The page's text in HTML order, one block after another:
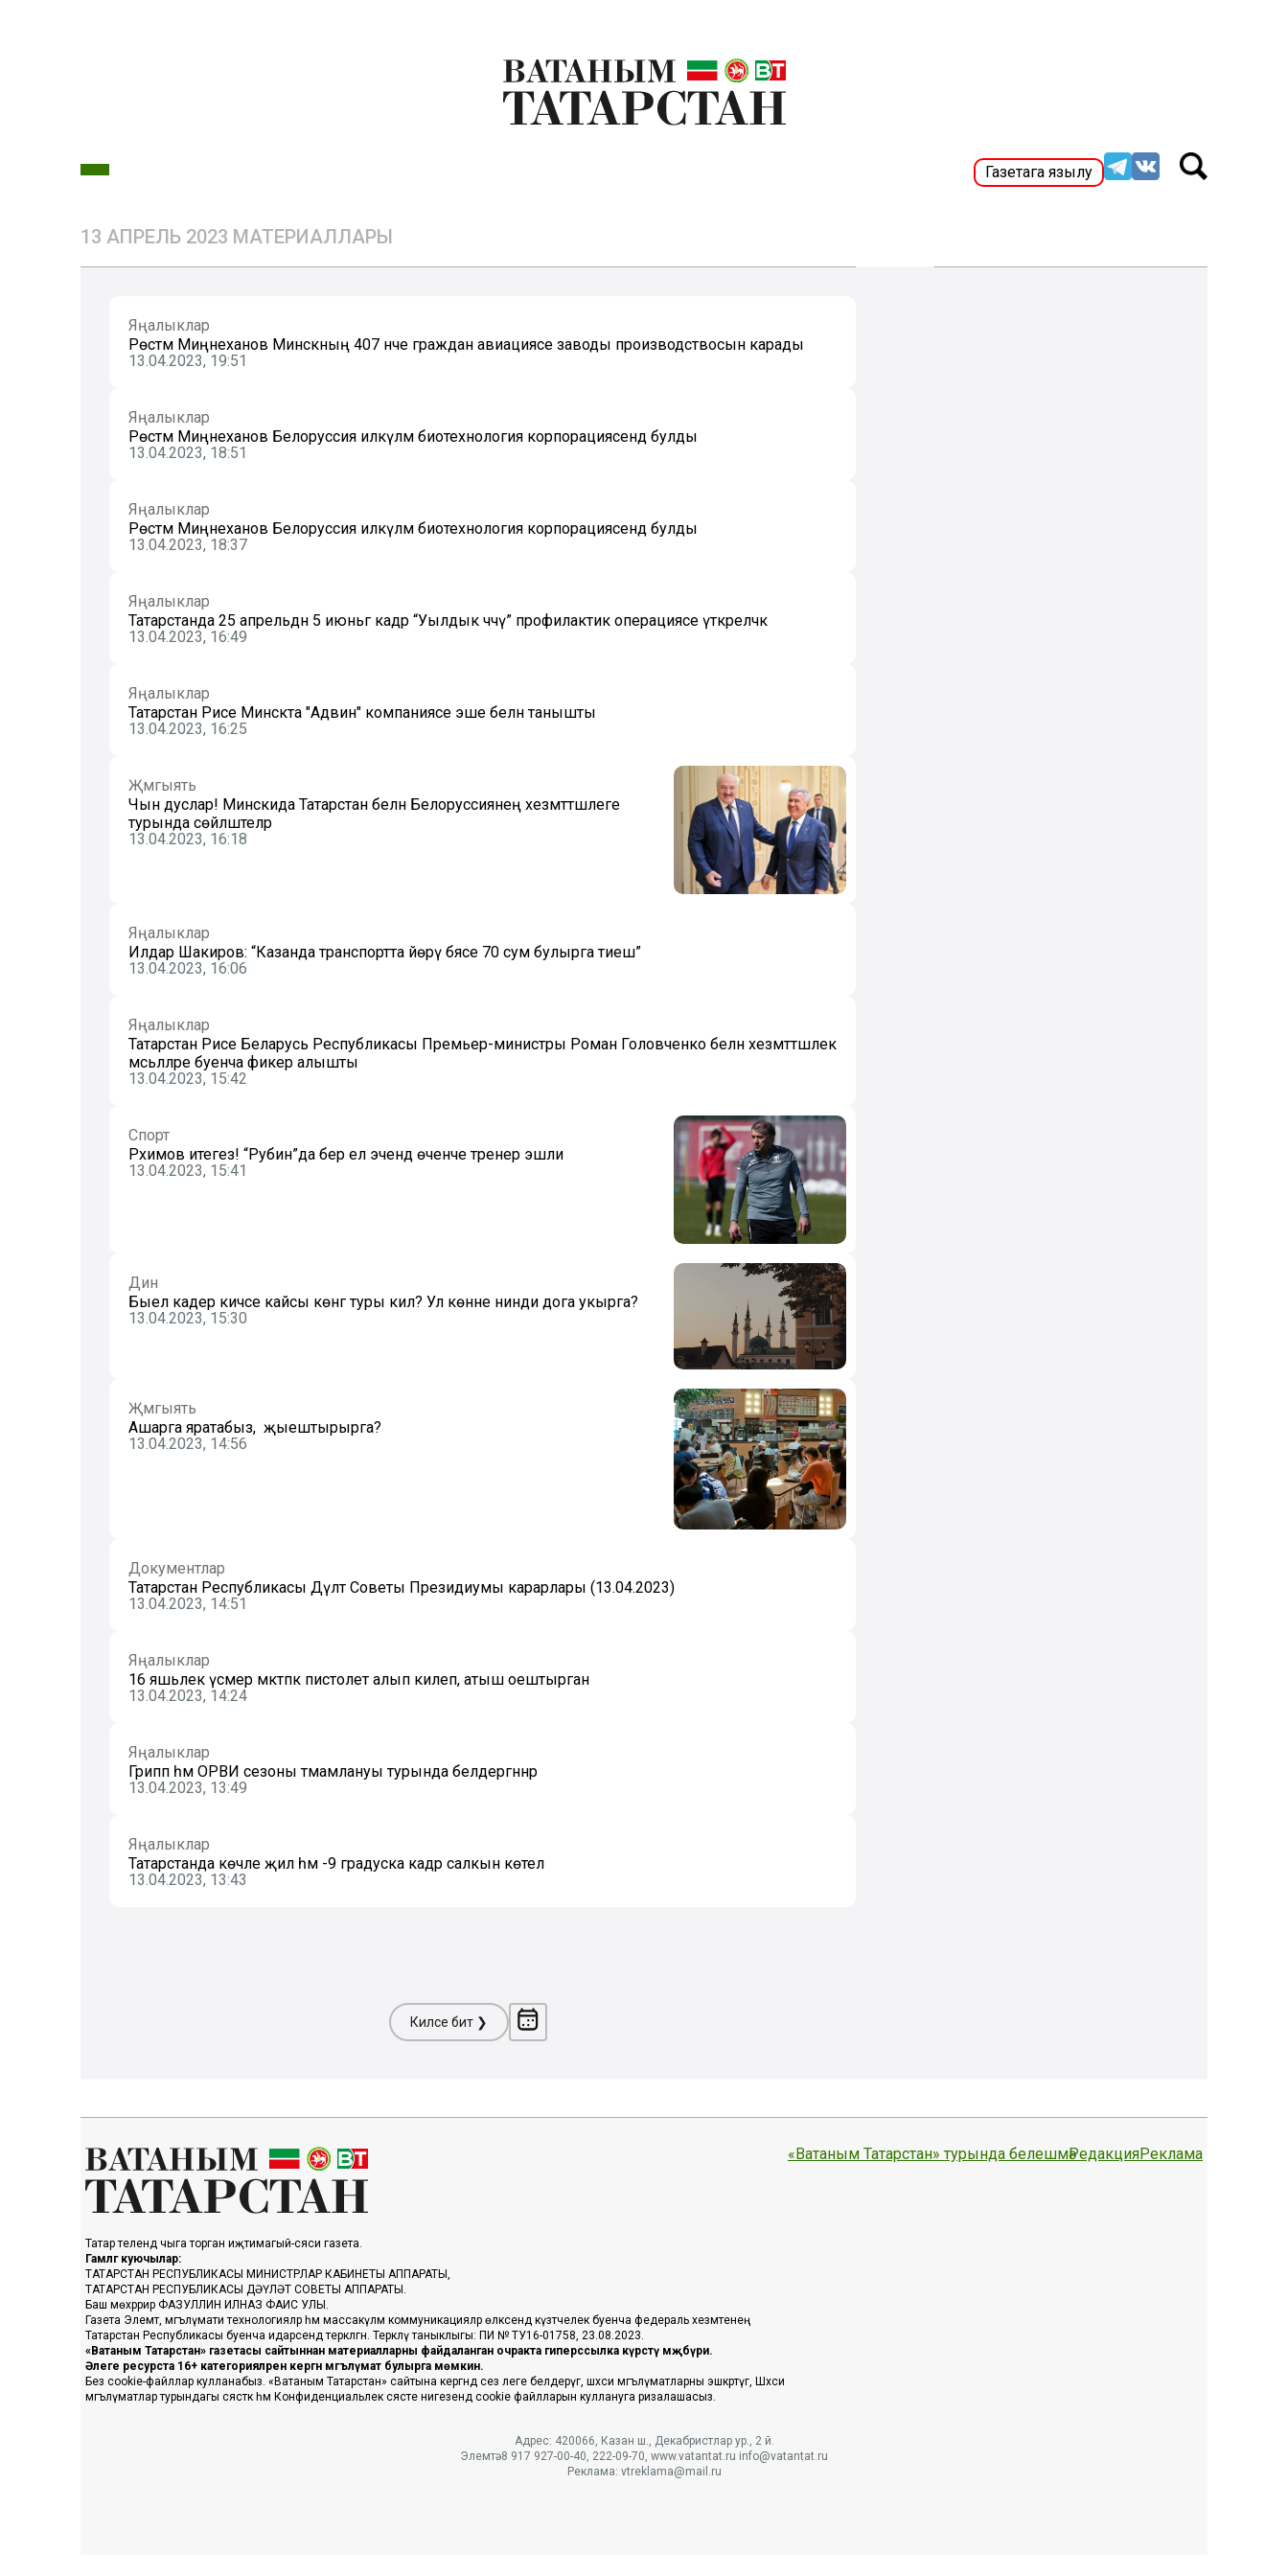
Газетага язылу
13 АПРЕЛЬ 2023 МАТЕРИАЛЛАРЫ
Яңалыклар
Рөстәм Миңнеханов Минскның 407 нче граждан авиациясе заводы производствосын карады
13.04.2023, 19:51
Яңалыклар
Рөстәм Миңнеханов Белоруссия илкүләм биотехнология корпорациясендә булды
13.04.2023, 18:51
Яңалыклар
Рөстәм Миңнеханов Белоруссия илкүләм биотехнология корпорациясендә булды
13.04.2023, 18:37
Яңалыклар
Татарстанда 25 апрельдән 5 июньгә кадәр “Уылдык чәчү” профилактик операциясе үткәреләчәк
13.04.2023, 16:49
Яңалыклар
Татарстан Рәисе Минскта "Адвин" компаниясе эше белән танышты
13.04.2023, 16:25
Җәмгыять
Чын дуслар! Минскида Татарстан белән Белоруссиянең хезмәттәшлеге
турында сөйләштеләр
13.04.2023, 16:18
Яңалыклар
Илдар Шакиров: “Казанда транспортта йөрү бәясе 70 сум булырга тиеш”
13.04.2023, 16:06
Яңалыклар
Татарстан Рәисе Беларусь Республикасы Премьер-министры Роман Головченко белән хезмәттәшлек
мәсьәләләре буенча фикер алышты
13.04.2023, 15:42
Спорт
Рәхимов итегез! “Рубин”да бер ел эчендә өченче тренер эшли
13.04.2023, 15:41
Дин
Быел кадер кичәсе кайсы көнгә туры килә? Ул көнне нинди дога укырга?
13.04.2023, 15:30
Җәмгыять
Ашарга яратабыз, ә җыештырырга?
13.04.2023, 14:56
Документлар
Татарстан Республикасы Дәүләт Советы Президиумы карарлары (13.04.2023)
13.04.2023, 14:51
Яңалыклар
16 яшьлек үсмер мәктәпкә пистолет алып килеп, атыш оештырган
13.04.2023, 14:24
Яңалыклар
Грипп һәм ОРВИ сезоны тәмамлануы турында белдергәннәр
13.04.2023, 13:49
Яңалыклар
Татарстанда көчле җил һәм -9 градуска кадәр салкын көтелә
13.04.2023, 13:43
Киләсе бит ❯
Татар телендә чыга торган иҗтимагый-сәяси газета.
Гамәлгә куючылар:
ТАТАРСТАН РЕСПУБЛИКАСЫ МИНИСТРЛАР КАБИНЕТЫ АППАРАТЫ,
ТАТАРСТАН РЕСПУБЛИКАСЫ ДӘҮЛӘТ СОВЕТЫ АППАРАТЫ.
Баш мөхәррир ФАЗУЛЛИН ИЛНАЗ ФАИС УЛЫ.
Газета Элемтә, мәгълүмати технологияләр һәм массакүләм коммуникацияләр өлкәсендә күзәтчелек буенча федераль хезмәтенең
Татарстан Республикасы буенча идарәсендә теркәлгән. Теркәлү таныклыгы: ПИ № ТУ16-01758, 23.08.2023.
«Ватаным Татарстан» газетасы сайтыннан материалларны файдаланган очракта гиперссылка күрсәтү мәҗбүри.
Әлеге ресурста 16+ категорияләренә кергән мәгълүмат булырга мөмкин.
Без cookie-файллар кулланабыз. «Ватаным Татарстан» сайтына кергәндә сез әлеге белдерүгә, шәхси мәгълүматларны эшкәртүгә, Шәхси
мәгълүматлар турындагы сәясәткә һәм Конфиденциальлек сәясәте нигезендә cookie файлларын куллануга ризалашасыз.
«Ватаным Татарстан» турында белешмәРедакцияРеклама
Адрес: 420066, Казан ш., Декабристлар ур., 2 й.
Элемтә: 8 917 927-00-40, 222-09-70, www.vatantat.ru info@vatantat.ru
Реклама: vtreklama@mail.ru